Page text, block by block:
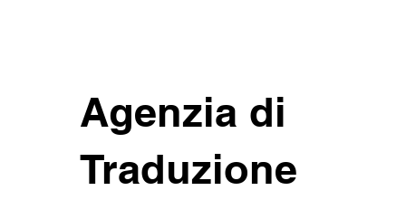
Agenzia di
Traduzione